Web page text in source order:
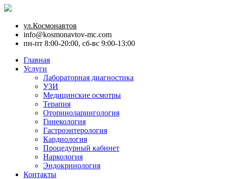
ул.Космонавтов
info@kosmonavtov-mc.com
пн-пт 8:00-20:00, сб-вс 9:00-13:00
Главная
Услуги
Лабораторная диагностика
УЗИ
Медицинские осмотры
Терапия
Оториноларингология
Гинекология
Гастроэнтерология
Кардиология
Процедурный кабинет
Наркология
Эндокринология
Контакты